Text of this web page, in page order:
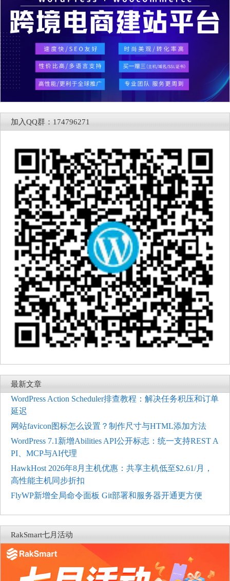
加入QQ群：174796271
最新文章
WordPress Action Scheduler排查教程：解决任务积压和订单
延迟
网站favicon图标怎么设置？制作尺寸与HTML添加方法
WordPress 7.1新增Abilities API公开标志：统一支持REST A
PI、MCP与AI代理
HawkHost 2026年8月主机优惠：共享主机低至$2.61/月，
高性能主机同步折扣
FlyWP新增全局命令面板 Git部署和服务器开通更方便
RakSmart七月活动